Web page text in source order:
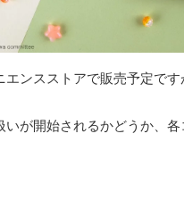
エンスストアで販売予定で
いが開始されるかどうか、